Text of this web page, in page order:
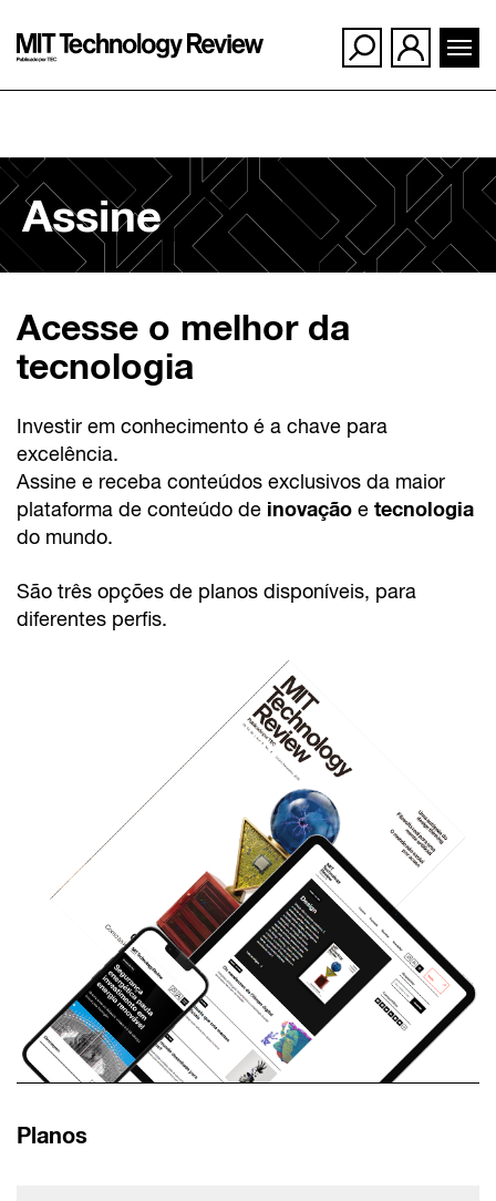
Ir
para
o
conteúdo
Assine
Acesse o melhor da
tecnologia
Investir em conhecimento é a chave para
excelência.
Assine e receba conteúdos exclusivos da maior
plataforma de conteúdo de inovação e tecnologia
do mundo.
São três opções de planos disponíveis, para
diferentes perfis.
Planos